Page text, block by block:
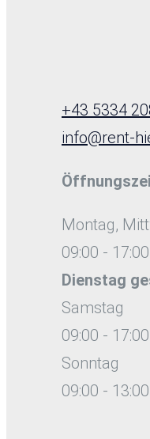
+43 5334
info@rent-
Montag,
09:00 -
Dienstag
Samstag
09:00 -
Sonntag
09:00 -